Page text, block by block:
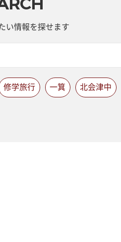
い情報を探せます
修学旅行 一箕 北会津中